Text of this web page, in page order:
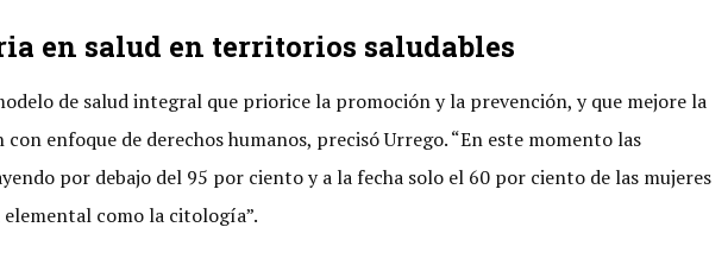
en salud en territorios saludables
de salud integral que priorice la promoción y la prevención, y que mejore la
enfoque de derechos humanos, precisó Urrego. “En este momento las
por debajo del 95 por ciento y a la fecha solo el 60 por ciento de las mujeres
como la citología”.